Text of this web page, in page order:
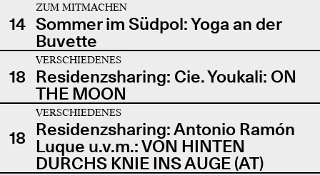
14
ZUM MITMACHEN
Sommer im Südpol: Yoga an der
Buvette
18
VERSCHIEDENES
Residenzsharing: Cie. Youkali: ON
THE MOON
18
VERSCHIEDENES
Residenzsharing: Antonio Ramón
Luque u.v.m.: VON HINTEN
DURCHS KNIE INS AUGE (AT)